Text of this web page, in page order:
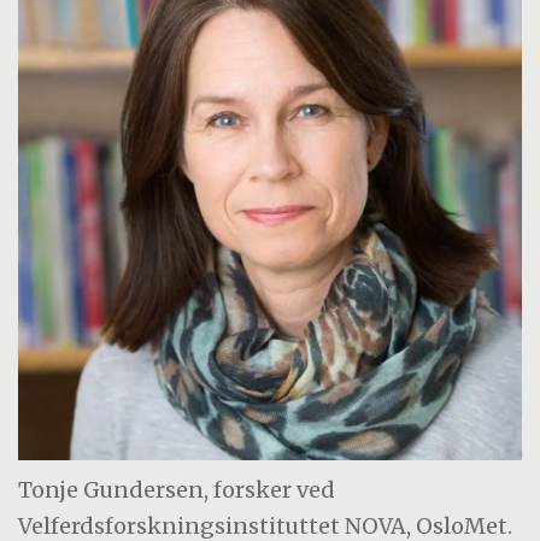
Tonje Gundersen, forsker ved
Velferdsforskningsinstituttet NOVA, OsloMet.